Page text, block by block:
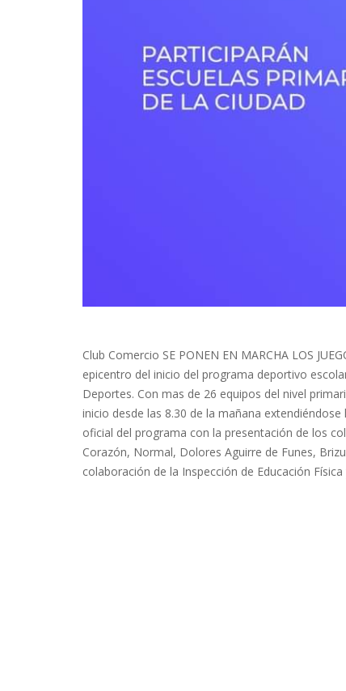
Club Comercio SE PONEN EN MARCHA LOS
epicentro del inicio del programa deportivo
Deportes. Con mas de 26 equipos del nivel
inicio desde las 8.30 de la mañana
oficial del programa con la presentación de los
Corazón, Normal, Dolores Aguirre de Funes,
colaboración de la Inspección de Educación